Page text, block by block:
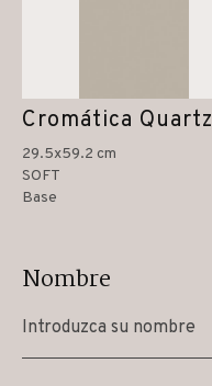
Cromática Quartz
29.5x59.2 cm
SOFT
Base
Nombre